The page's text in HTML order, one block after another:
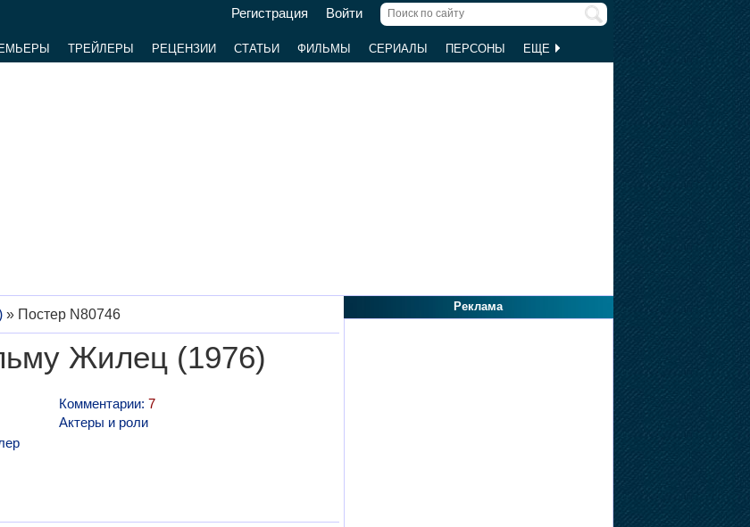
Регистрация Войти
ТРЕЙЛЕРЫ РЕЦЕНЗИИ СТАТЬИ ФИЛЬМЫ СЕРИАЛЫ ПЕРСОНЫ ЕЩЕ
» Постер N80746
Жилец (1976)
Комментарии: 7
Актеры и роли
Реклама